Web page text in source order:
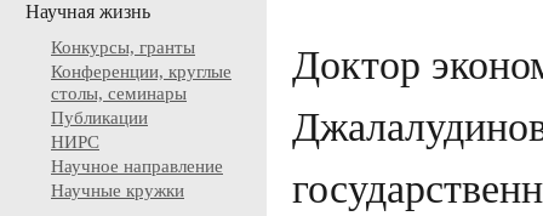
Научная жизнь
Конкурсы, гранты
Конференции, круглые
столы, семинары
Публикации
НИРС
Научное направление
Научные кружки
Доктор